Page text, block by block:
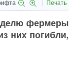
Печать
фермеры
них погибли,